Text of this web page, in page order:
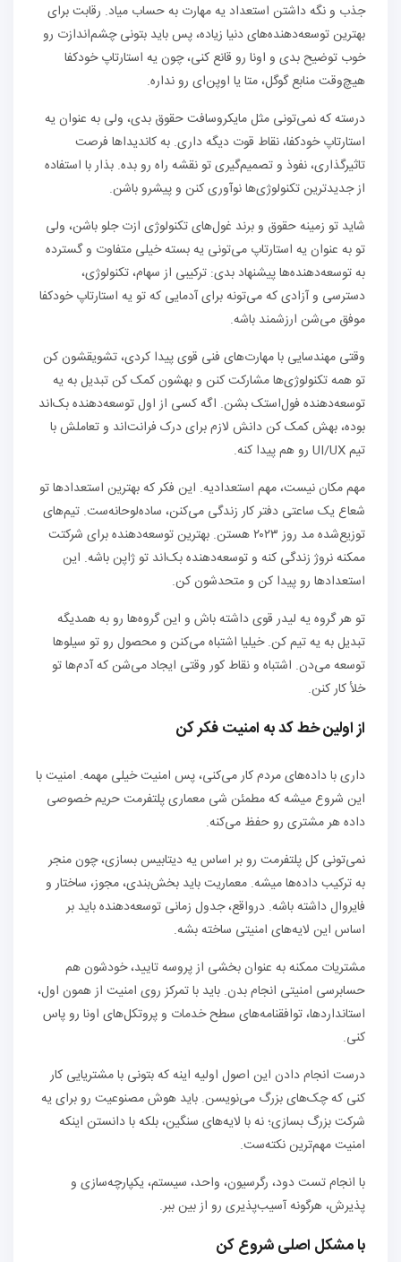
جذب و نگه داشتن استعداد یه مهارت به حساب میاد. رقابت برای
بهترین توسعه‌دهنده‌های دنیا زیاده، پس باید بتونی چشم‌اندازت رو
خوب توضیح بدی و اونا رو قانع کنی، چون یه استارتاپ خودکفا
هیچ‌وقت منابع گوگل، متا یا اوپن‌ای رو نداره.
درسته که نمی‌تونی مثل مایکروسافت حقوق بدی، ولی به عنوان یه
استارتاپ خودکفا، نقاط قوت دیگه داری. به کاندیداها فرصت
تاثیرگذاری، نفوذ و تصمیم‌گیری تو نقشه راه رو بده. بذار با استفاده
از جدیدترین تکنولوژی‌ها نوآوری کنن و پیشرو باشن.
شاید تو زمینه حقوق و برند غول‌های تکنولوژی ازت جلو باشن، ولی
تو به عنوان یه استارتاپ می‌تونی یه بسته خیلی متفاوت و گسترده
به توسعه‌دهنده‌ها پیشنهاد بدی: ترکیبی از سهام، تکنولوژی،
دسترسی و آزادی که می‌تونه برای آدمایی که تو یه استارتاپ خودکفا
موفق می‌شن ارزشمند باشه.
وقتی مهندسایی با مهارت‌های فنی قوی پیدا کردی، تشویقشون کن
تو همه تکنولوژی‌ها مشارکت کنن و بهشون کمک کن تبدیل به یه
توسعه‌دهنده فول‌استک بشن. اگه کسی از اول توسعه‌دهنده بک‌اند
بوده، بهش کمک کن دانش لازم برای درک فرانت‌اند و تعاملش با
تیم UI/UX رو هم پیدا کنه.
مهم مکان نیست، مهم استعدادیه. این فکر که بهترین استعدادها تو
شعاع یک ساعتی دفتر کار زندگی می‌کنن، ساده‌لوحانه‌ست. تیم‌های
توزیع‌شده مد روز ۲۰۲۳ هستن. بهترین توسعه‌دهنده برای شرکتت
ممکنه نروژ زندگی کنه و توسعه‌دهنده بک‌اند تو ژاپن باشه. این
استعدادها رو پیدا کن و متحدشون کن.
تو هر گروه یه لیدر قوی داشته باش و این گروه‌ها رو به همدیگه
تبدیل به یه تیم کن. خیلیا اشتباه می‌کنن و محصول رو تو سیلوها
توسعه می‌دن. اشتباه و نقاط کور وقتی ایجاد می‌شن که آدم‌ها تو
خلأ کار کنن.
از اولین خط کد به امنیت فکر کن
داری با داده‌های مردم کار می‌کنی، پس امنیت خیلی مهمه. امنیت با
این شروع میشه که مطمئن شی معماری پلتفرمت حریم خصوصی
داده هر مشتری رو حفظ می‌کنه.
نمی‌تونی کل پلتفرمت رو بر اساس یه دیتابیس بسازی، چون منجر
به ترکیب داده‌ها میشه. معماریت باید بخش‌بندی، مجوز، ساختار و
فایروال داشته باشه. درواقع، جدول زمانی توسعه‌دهنده باید بر
اساس این لایه‌های امنیتی ساخته بشه.
مشتریات ممکنه به عنوان بخشی از پروسه تایید، خودشون هم
حسابرسی امنیتی انجام بدن. باید با تمرکز روی امنیت از همون اول،
استانداردها، توافقنامه‌های سطح خدمات و پروتکل‌های اونا رو پاس
کنی.
درست انجام دادن این اصول اولیه اینه که بتونی با مشتریایی کار
کنی که چک‌های بزرگ می‌نویسن. باید هوش مصنوعیت رو برای یه
شرکت بزرگ بسازی؛ نه با لایه‌های سنگین، بلکه با دانستن اینکه
امنیت مهم‌ترین نکته‌ست.
با انجام تست دود، رگرسیون، واحد، سیستم، یکپارچه‌سازی و
پذیرش، هرگونه آسیب‌پذیری رو از بین ببر.
با مشکل اصلی شروع کن